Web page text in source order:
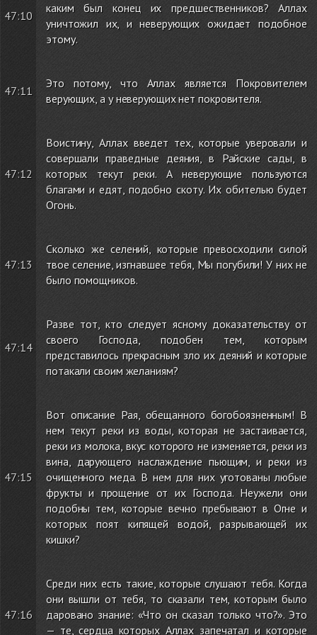
47:10
каким был конец их предшественников? Аллах
уничтожил их, и неверующих ожидает подобное
этому.
47:11
Это потому, что Аллах является Покровителем
верующих, а у неверующих нет покровителя.
47:12
Воистину, Аллах введет тех, которые уверовали и
совершали праведные деяния, в Райские сады, в
которых текут реки. А неверующие пользуются
благами и едят, подобно скоту. Их обителью будет
Огонь.
47:13
Сколько же селений, которые превосходили силой
твое селение, изгнавшее тебя, Мы погубили! У них не
было помощников.
47:14
Разве тот, кто следует ясному доказательству от
своего Господа, подобен тем, которым
представилось прекрасным зло их деяний и которые
потакали своим желаниям?
47:15
Вот описание Рая, обещанного богобоязненным! В
нем текут реки из воды, которая не застаивается,
реки из молока, вкус которого не изменяется, реки из
вина, дарующего наслаждение пьющим, и реки из
очищенного меда. В нем для них уготованы любые
фрукты и прощение от их Господа. Неужели они
подобны тем, которые вечно пребывают в Огне и
которых поят кипящей водой, разрывающей их
кишки?
47:16
Среди них есть такие, которые слушают тебя. Когда
они вышли от тебя, то сказали тем, которым было
даровано знание: «Что он сказал только что?». Это
— те, сердца которых Аллах запечатал и которые